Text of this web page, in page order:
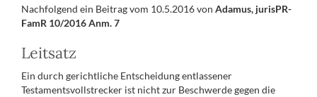
Nachfolgend ein Beitrag vom 10.5.2016 von Adamus, jurisPR-
FamR 10/2016 Anm. 7
Leitsatz
Ein durch gerichtliche Entscheidung entlassener
Testamentsvollstrecker ist nicht zur Beschwerde gegen die